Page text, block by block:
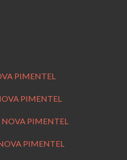
PIMENTEL
PIMENTEL
NOVA PIMENTEL
PIMENTEL